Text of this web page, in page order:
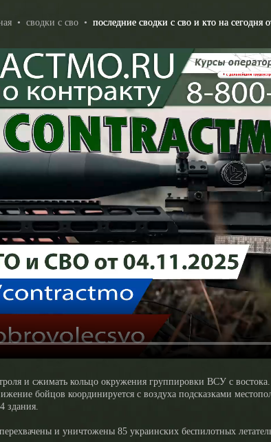
• сводки с сво • последние сводки с сво и кто на сегодня
и сжимать кольцо окружения группировки ВСУ с
бойцов координируется с воздуха подсказками
здания.
и уничтожены 85 украинских беспилотных